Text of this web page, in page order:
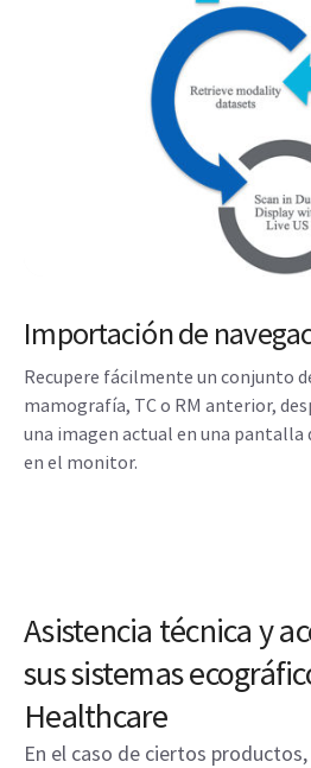
Importación de
Recupere fácilmente un conjunto
mamografía, TC o RM anterior,
una imagen actual en una pantalla
en el monitor.
Asistencia técnica y
sus sistemas
Healthcare
En el caso de ciertos